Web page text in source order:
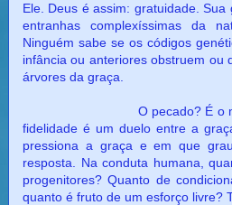
Ele. Deus é assim: gratuidade.
entranhas complexíssimas da
Ninguém sabe se os códigos
infância ou anteriores obstruem ou
árvores da graça.
O pecado? É o mistério
fidelidade é um duelo entre a
pressiona a graça e em que
resposta. Na conduta humana,
progenitores? Quanto de
quanto é fruto de um esforço livre?